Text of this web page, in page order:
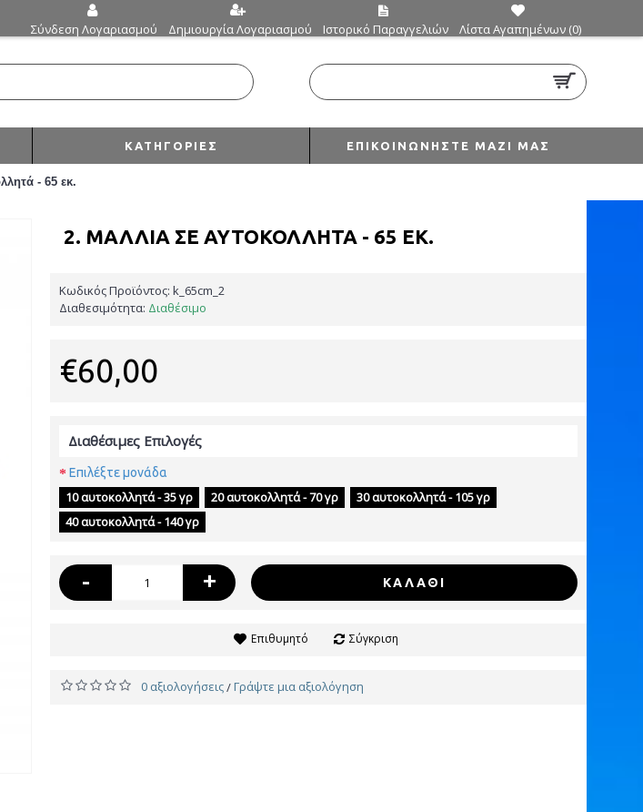
Σύνδεση Λογαριασμού Δημιουργία Λογαριασμού Ιστορικό Παραγγελιών Λίστα Αγαπημένων (0)
ΚΑΤΗΓΟΡΊΕΣ ΕΠΙΚΟΙΝΩΝΉΣΤΕ ΜΑΖΊ ΜΑΣ
- 65 εκ.
2. ΜΑΛΛΙΆ ΣΕ ΑΥΤΟΚΟΛΛΗΤΆ - 65 ΕΚ.
Κωδικός Προϊόντος: k_65cm_2
Διαθεσιμότητα: Διαθέσιμο
€60,00
Διαθέσιμες Επιλογές
Επιλέξτε μονάδα
10 αυτοκολλητά - 35 γρ 20 αυτοκολλητά - 70 γρ
30 αυτοκολλητά - 105 γρ
40 αυτοκολλητά - 140 γρ
- + ΚΑΛΆΘΙ
Επιθυμητό Σύγκριση
0 αξιολογήσεις/Γράψτε μια αξιολόγηση